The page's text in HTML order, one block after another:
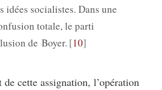
idées socialistes. Dans une
totale, le parti
de Boyer. 10
cette assignation, l’opération